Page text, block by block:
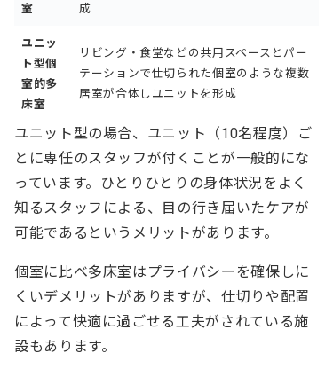
室
成
ユニッ
ト型個
室的多
床室
リビング・食堂などの共用スペース とパー
テーションで仕切られた個室のような複数
居室が合体しユニットを形成
ユニット型の場合、ユニット（10名程度）ご
とに専任のスタッフが付くことが一般的にな
っています。ひとりひとりの身体状況をよく
知るスタッフによる、目の行き届いたケアが
可能であるというメリットがあります。
個室に比べ多床室はプライバシーを確保しに
くいデメリットがありますが、 仕切りや配置
によって快適に過ごせる工夫がされている施
設もあります。